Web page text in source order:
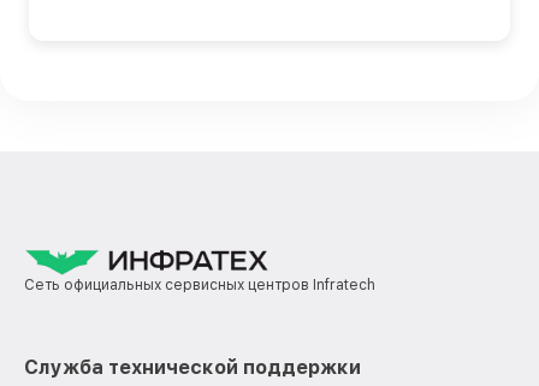
Сеть официальных сервисных центров Infratech
Служба технической поддержки